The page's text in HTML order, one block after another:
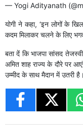
— Yogi Adityanath
योगी ने कहा, ‘इन लोगों के
कदम मिलाकर चलने के लिए
बता दें कि भाजपा सांसद
अमित शाह राज्य के दौरे पर
उम्मीद के साथ मैदान में उतरी है।